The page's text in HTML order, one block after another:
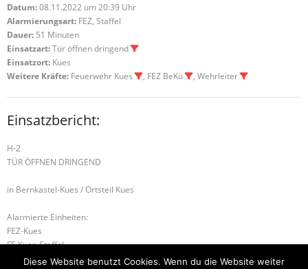
Datum:08.11.2022 um 20:39 Uhr
Alarmierungsart: FEZ, Staffel
Dauer: 51 Minuten
Einsatzart:Tür öffnen dringend
Einsatzort: Kues
Weitere Kräfte: Feuerwehr Kues , FEZ BeKu , Wehrleiter
Einsatzbericht:
H-2
TÜR ÖFFNEN DRINGEND
in Bernkastel-Kues / Ortsteil Kues
Alarmierte Einheiten:
FEZ-Kues
FF-Kues-Staffel
WL-Bernkastel-Kues
Diese Website benutzt Cookies. Wenn du die Website weiter